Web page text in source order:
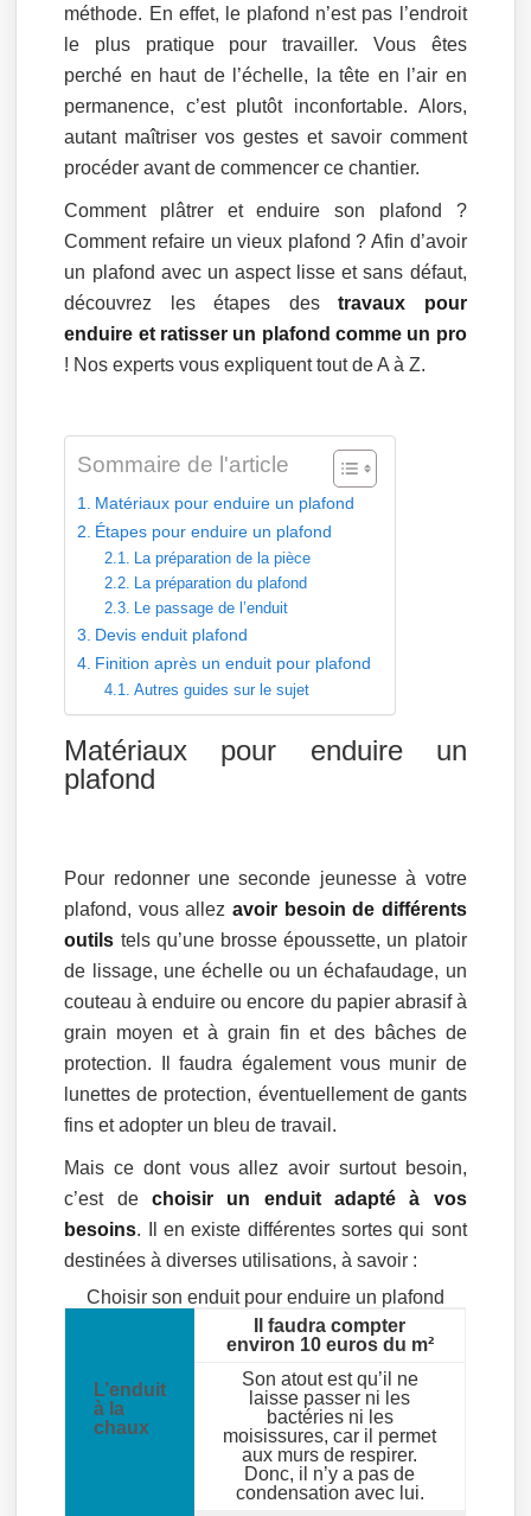
méthode. En effet, le plafond n’est pas l’endroit
le plus pratique pour travailler. Vous êtes
perché en haut de l’échelle, la tête en l’air en
permanence, c’est plutôt inconfortable. Alors,
autant maîtriser vos gestes et savoir comment
procéder avant de commencer ce chantier.
Comment plâtrer et enduire son plafond ?
Comment refaire un vieux plafond ? Afin d’avoir
un plafond avec un aspect lisse et sans défaut,
découvrez les étapes destravaux pour
enduire et ratisser un plafond comme un pro
! Nos experts vous expliquent tout de A à Z.
Sommaire de l'article
Matériaux pour enduire un plafond
Étapes pour enduire un plafond
La préparation de la pièce
La préparation du plafond
Le passage de l’enduit
Devis enduit plafond
Finition après un enduit pour plafond
Autres guides sur le sujet
Matériaux pour enduire un
plafond
Pour redonner une seconde jeunesse à votre
plafond, vous allez avoir besoin de différents
outils tels qu’une brosse époussette, un platoir
de lissage, une échelle ou un échafaudage, un
couteau à enduire ou encore du papier abrasif à
grain moyen et à grain fin et des bâches de
protection. Il faudra également vous munir de
lunettes de protection, éventuellement de gants
fins et adopter un bleu de travail.
Mais ce dont vous allez avoir surtout besoin,
c’est dechoisir un enduit adapté à vos
besoins. Il en existe différentes sortes qui sont
destinées à diverses utilisations, à savoir :
Choisir son enduit pour enduire un plafond
L’enduit
à la
chaux
Il faudra compter
environ 10 euros du m²
Son atout est qu’il ne
laisse passer ni les
bactéries ni les
moisissures, car il permet
aux murs de respirer.
Donc, il n’y a pas de
condensation avec lui.